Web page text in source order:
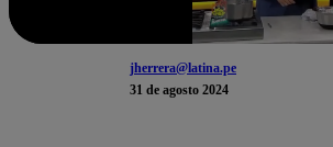
jherrera@latina.pe
31 de agosto 2024